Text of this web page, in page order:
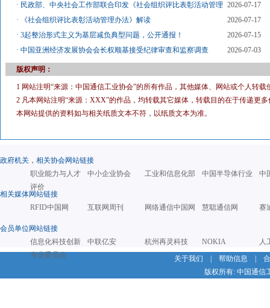
· 民政部、中央社会工作部联合印发《社会组织评比表彰活动管理
2026-07-17
·
《社会组织评比表彰活动管理办法》解读
2026-07-17
·3起整治形式主义为基层减负典型问题，公开通报！
2026-07-15
·中国亚洲经济发展协会会长权顺基接受纪律审查和监察调查 2026-07-03
版权声明：
1 网站注明“来源：中国通信工业协会”的所有作品，其他媒体、网站或个人转
2 凡本网站注明“来源：XXX”的作品，均转载其它媒体，转载目的在于传递更
本网站提供的资料如与相关纸质文本不符，以纸质文本为准。
政府机关，相关协会网站链接
职业能力与人才
评价
中小企业协会 工业和信息化部 中国半导体行业 中
相关媒体网站链接
RFID中国网
互联网周刊 网络通信中国网 慧聪通信网 赛
会员单位网站链接
信息化科技创新
专业委员会
中联亿安 杭州再灵科技 NOKIA
人
关于我们
帮助信息
版权所有: 中国通信